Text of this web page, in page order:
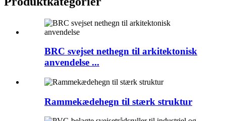
BRC svejset nethegn til arkitektonisk
anvendelse ...
Rammekædehegn til stærk struktur